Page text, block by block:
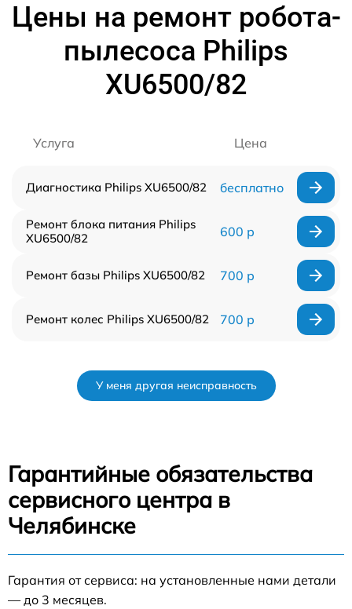
Цены на ремонт робота-
пылесоса Philips
XU6500/82
Услуга Цена
Диагностика Philips XU6500/82 бесплатно
Ремонт блока питания Philips
XU6500/82
600 р
Ремонт базы Philips XU6500/82 700 р
Ремонт колес Philips XU6500/82 700 р
У меня другая неисправность
Гарантийные обязательства
сервисного центра в
Челябинске
Гарантия от сервиса: на установленные нами детали
— до 3 месяцев.